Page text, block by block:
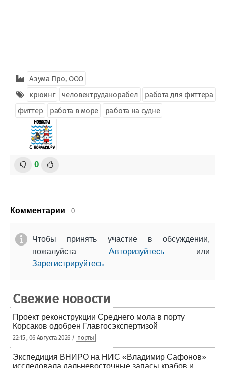
Азума Про, ООО
крюинг
человектрудакорабел
работа для фиттера
фиттер
работа в море работа на судне
0
Комментарии 0.
Чтобы принять участие в обсуждении,
пожалуйста Авторизуйтесьили
Зарегистрируйтесь
Свежие новости
Проект реконструкции Среднего мола в порту
Корсаков одобрен Главгосэкспертизой
22:15 , 06 Августа 2026 / порты
Экспедиция ВНИРО на НИС «Владимир Сафонов»
исследовала дальневосточные запасы крабов и